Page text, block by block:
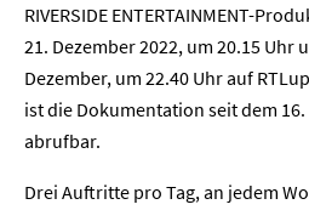
RIVERSIDE ENTERTAINMENT-
21. Dezember 2022, um 20.15 Uhr
Dezember, um 22.40 Uhr auf
ist die Dokumentation seit dem 16.
abrufbar.
Drei Auftritte pro Tag, an jedem